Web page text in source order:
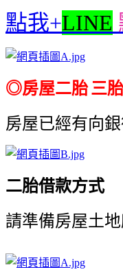
點我+LINE
◎房屋二胎三胎
房屋已經有向
二胎借款方式
請準備房屋土